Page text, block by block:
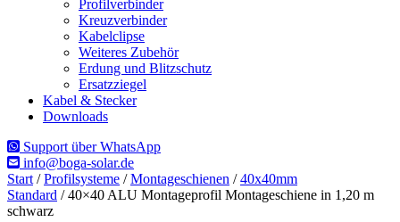
Profilverbinder
Kreuzverbinder
Kabelclipse
Weiteres Zubehör
Erdung und Blitzschutz
Ersatzziegel
Kabel & Stecker
Downloads
Support über WhatsApp
info@boga-solar.de
Start /Profilsysteme /Montageschienen /40x40mm
Standard / 40×40 ALU Montageprofil Montageschiene in 1,20 m
schwarz